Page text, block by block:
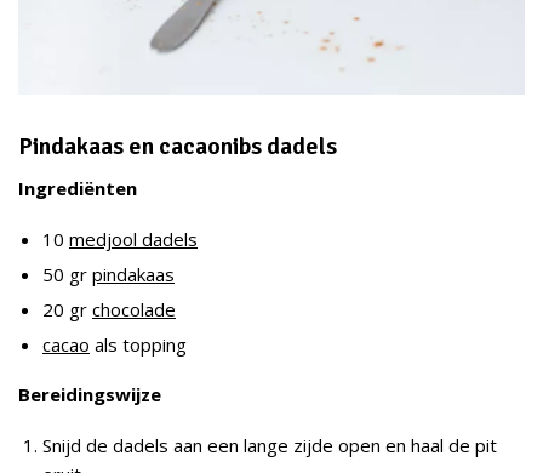
Pindakaas en cacaonibs dadels
Ingrediënten
10 medjool dadels
50 gr pindakaas
20 gr chocolade
cacao als topping
Bereidingswijze
Snijd de dadels aan een lange zijde open en haal de pit